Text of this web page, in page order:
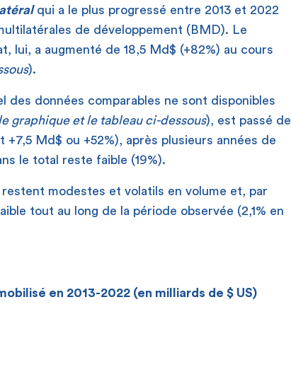
qui a le plus progressé entre 2013 et 2022
de développement (BMD). Le
lui, a augmenté de 18,5 Md$ (+82%) au cours
).
des données comparables ne sont disponibles
graphique et le tableau ci-dessous), est passé de
+7,5 Md$ ou +52%), après plusieurs années de
le total reste faible (19%).
restent modestes et volatils en volume et, par
tout au long de la période observée (2,1% en
en 2013-2022 (en milliards de $ US)